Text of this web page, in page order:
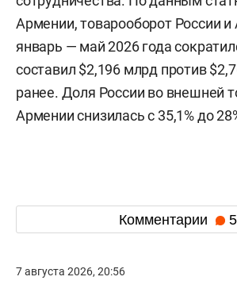
Армении, товарооборот России
январь — май 2026 года
составил $2,196 млрд против
ранее. Доля России во внешней
Армении снизилась с 35,1% до
Комментарии 5
7 августа 2026, 20:56